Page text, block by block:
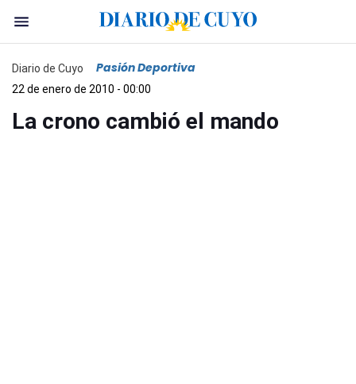
Diario de Cuyo Pasión Deportiva
22 de enero de 2010 - 00:00
La crono cambió el mando